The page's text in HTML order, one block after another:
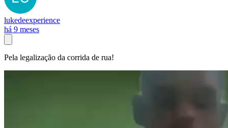
lukedeexperience
há 9 meses
Pela legalização da corrida de rua!